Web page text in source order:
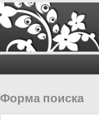
Форма поиска